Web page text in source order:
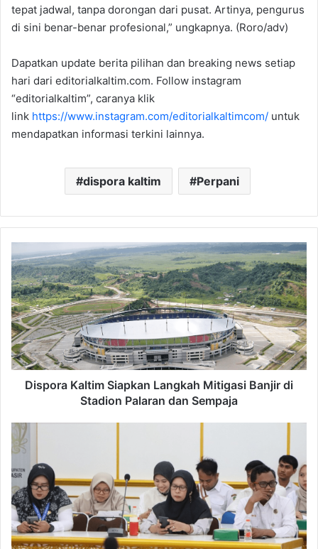
tepat jadwal, tanpa dorongan dari pusat. Artinya, pengurus
di sini benar-benar profesional,” ungkapnya. (Roro/adv)
Dapatkan update berita pilihan dan breaking news setiap
hari dari editorialkaltim.com. Follow instagram
“editorialkaltim”, caranya klik
link https://www.instagram.com/editorialkaltimcom/ untuk
mendapatkan informasi terkini lainnya.
dispora kaltim Perpani
Kaltim
Siapkan
Langkah
Mitigasi
Banjir
di
Stadion
Palaran
danDispora Kaltim Siapkan Langkah Mitigasi Banjir di
Stadion Palaran dan Sempaja
Bapelitbang
PPU
Sosialisasi
Perbup
Nomor
9
Tahun